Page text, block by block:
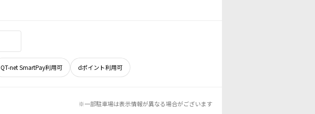
QT-net SmartPay利用可 dポイント利用可
※一部駐車場は表示情報が異なる場合がございます